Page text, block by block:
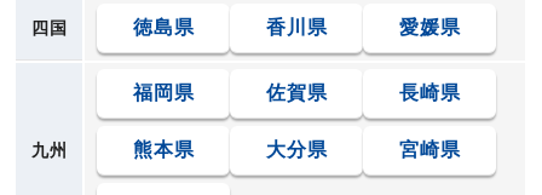
四国 徳島県 香川県 愛媛県
九州
福岡県 佐賀県 長崎県
熊本県 大分県 宮崎県